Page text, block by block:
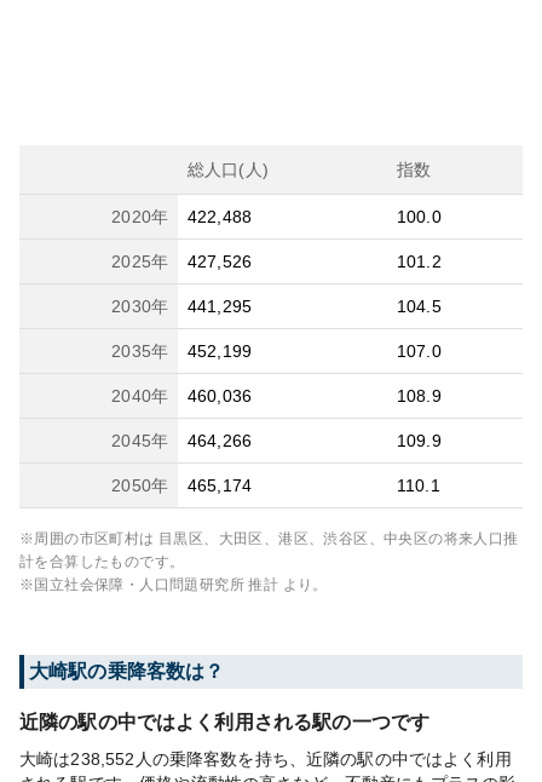
総人口(人) 指数
2020年 422,488 100.0
2025年 427,526 101.2
2030年 441,295 104.5
2035年 452,199 107.0
2040年 460,036 108.9
2045年 464,266 109.9
2050年 465,174 110.1
※周囲の市区町村は 目黒区、大田区、港区、渋谷区、中央区の将来人口推
計を合算したものです。
※国立社会保障・人口問題研究所 推計 より。
大崎駅の乗降客数は？
近隣の駅の中ではよく利用される駅の一つです
大崎は238,552人の乗降客数を持ち、近隣の駅の中ではよく利用